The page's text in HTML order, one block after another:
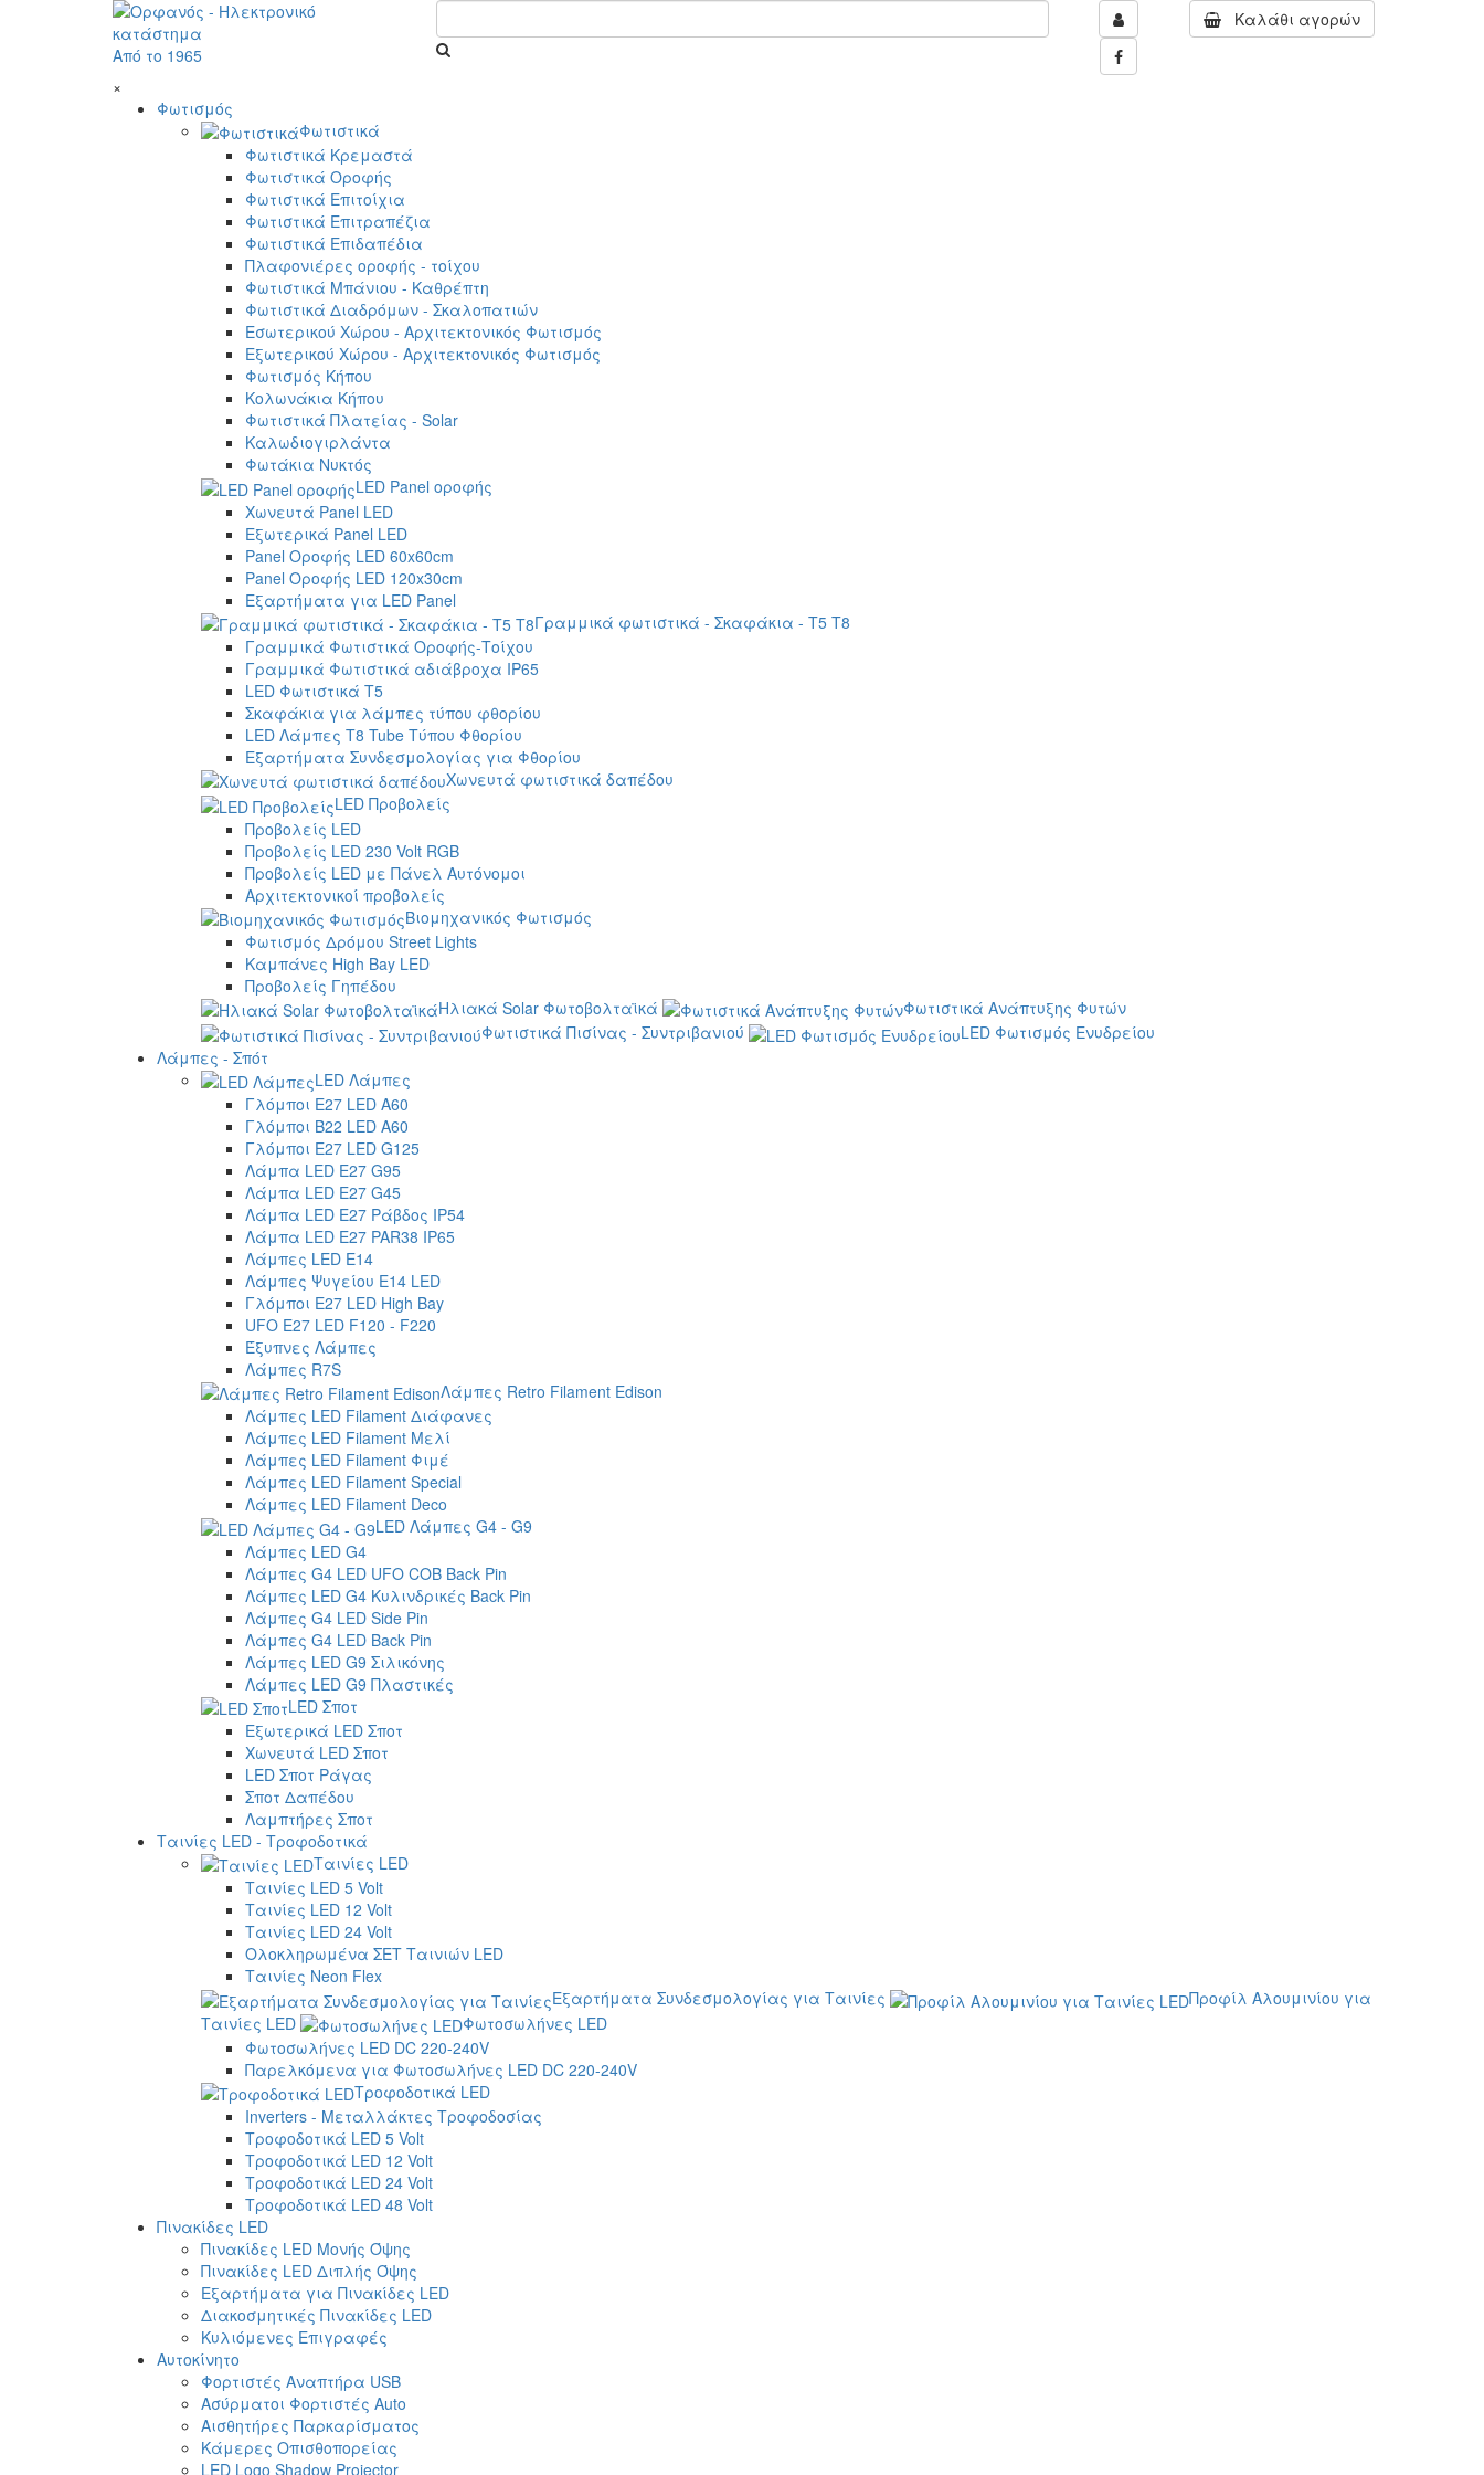
Από το 1965
Καλάθι αγορών
×
Φωτισμός
Φωτιστικά
Φωτιστικά Κρεμαστά
Φωτιστικά Οροφής
Φωτιστικά Επιτοίχια
Φωτιστικά Επιτραπέζια
Φωτιστικά Επιδαπέδια
Πλαφονιέρες οροφής - τοίχου
Φωτιστικά Μπάνιου - Καθρέπτη
Φωτιστικά Διαδρόμων - Σκαλοπατιών
Εσωτερικού Χώρου - Αρχιτεκτονικός Φωτισμός
Εξωτερικού Χώρου - Αρχιτεκτονικός Φωτισμός
Φωτισμός Κήπου
Κολωνάκια Κήπου
Φωτιστικά Πλατείας - Solar
Καλωδιογιρλάντα
Φωτάκια Νυκτός
LED Panel οροφής
Χωνευτά Panel LED
Εξωτερικά Panel LED
Panel Οροφής LED 60x60cm
Panel Οροφής LED 120x30cm
Εξαρτήματα για LED Panel
Γραμμικά φωτιστικά - Σκαφάκια - Τ5 T8
Γραμμικά Φωτιστικά Οροφής-Τοίχου
Γραμμικά Φωτιστικά αδιάβροχα IP65
LED Φωτιστικά T5
Σκαφάκια για λάμπες τύπου φθορίου
LED Λάμπες T8 Tube Τύπου Φθορίου
Εξαρτήματα Συνδεσμολογίας για Φθορίου
Χωνευτά φωτιστικά δαπέδου
LED Προβολείς
Προβολείς LED
Προβολείς LED 230 Volt RGB
Προβολείς LED με Πάνελ Αυτόνομοι
Αρχιτεκτονικοί προβολείς
Βιομηχανικός Φωτισμός
Φωτισμός Δρόμου Street Lights
Καμπάνες High Bay LED
Προβολείς Γηπέδου
Ηλιακά Solar Φωτοβολταϊκά
Φωτιστικά Ανάπτυξης Φυτών
Φωτιστικά Πισίνας - Συντριβανιού
LED Φωτισμός Ενυδρείου
Λάμπες - Σπότ
LED Λάμπες
Γλόμποι E27 LED A60
Γλόμποι B22 LED A60
Γλόμποι E27 LED G125
Λάμπα LED E27 G95
Λάμπα LED E27 G45
Λάμπα LED E27 Ράβδος IP54
Λάμπα LED E27 PAR38 IP65
Λάμπες LED E14
Λάμπες Ψυγείου E14 LED
Γλόμποι E27 LED High Bay
UFO E27 LED F120 - F220
Έξυπνες Λάμπες
Λάμπες R7S
Λάμπες Retro Filament Edison
Λάμπες LED Filament Διάφανες
Λάμπες LED Filament Μελί
Λάμπες LED Filament Φιμέ
Λάμπες LED Filament Special
Λάμπες LED Filament Deco
LED Λάμπες G4 - G9
Λάμπες LED G4
Λάμπες G4 LED UFO COB Back Pin
Λάμπες LED G4 Κυλινδρικές Back Pin
Λάμπες G4 LED Side Pin
Λάμπες G4 LED Back Pin
Λάμπες LED G9 Σιλικόνης
Λάμπες LED G9 Πλαστικές
LED Σποτ
Εξωτερικά LED Σποτ
Χωνευτά LED Σποτ
LED Σποτ Ράγας
Σποτ Δαπέδου
Λαμπτήρες Σποτ
Ταινίες LED - Τροφοδοτικά
Ταινίες LED
Ταινίες LED 5 Volt
Ταινίες LED 12 Volt
Ταινίες LED 24 Volt
Ολοκληρωμένα ΣΕΤ Ταινιών LED
Ταινίες Neon Flex
Εξαρτήματα Συνδεσμολογίας για Ταινίες
Προφίλ Αλουμινίου για
Ταινίες LED
Φωτοσωλήνες LED
Φωτοσωλήνες LED DC 220-240V
Παρελκόμενα για Φωτοσωλήνες LED DC 220-240V
Τροφοδοτικά LED
Inverters - Μεταλλάκτες Τροφοδοσίας
Τροφοδοτικά LED 5 Volt
Τροφοδοτικά LED 12 Volt
Τροφοδοτικά LED 24 Volt
Τροφοδοτικά LED 48 Volt
Πινακίδες LED
Πινακίδες LED Μονής Όψης
Πινακίδες LED Διπλής Όψης
Εξαρτήματα για Πινακίδες LED
Διακοσμητικές Πινακίδες LED
Κυλιόμενες Επιγραφές
Αυτοκίνητο
Φορτιστές Αναπτήρα USB
Ασύρματοι Φορτιστές Auto
Αισθητήρες Παρκαρίσματος
Κάμερες Οπισθοπορείας
LED Logo Shadow Projector